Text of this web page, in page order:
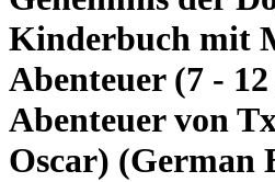
Kinderbuch mit
Abenteuer (7 -
Abenteuer von
Oscar) (German